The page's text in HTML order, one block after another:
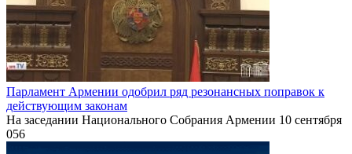
Парламент Армении одобрил ряд резонансных поправок к
действующим законам
На заседании Национального Собрания Армении 10 сентября
056